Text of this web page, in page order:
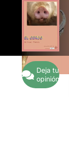
Deja tu
opinión